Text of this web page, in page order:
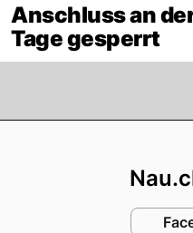
Anschluss an
Tage gesperrt